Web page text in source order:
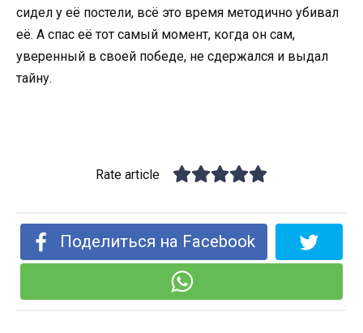
сидел у её постели, всё это время методично убивал
её. А спас её тот самый момент, когда он сам,
уверенный в своей победе, не сдержался и выдал
тайну.
Rate article
Поделиться на Facebook